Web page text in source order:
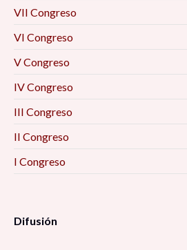
VII Congreso
VI Congreso
V Congreso
IV Congreso
III Congreso
II Congreso
I Congreso
Difusión